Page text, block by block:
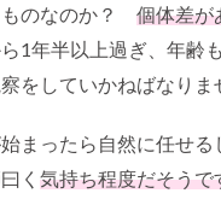
のなのか？ 個体差が
1年半以上過ぎ、年齢
をしていかねばなりま
まったら自然に任せ
く 気持ち程度だそうで